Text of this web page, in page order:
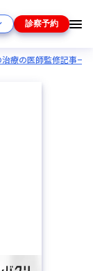
診察予約
治療の医師監修記事一覧